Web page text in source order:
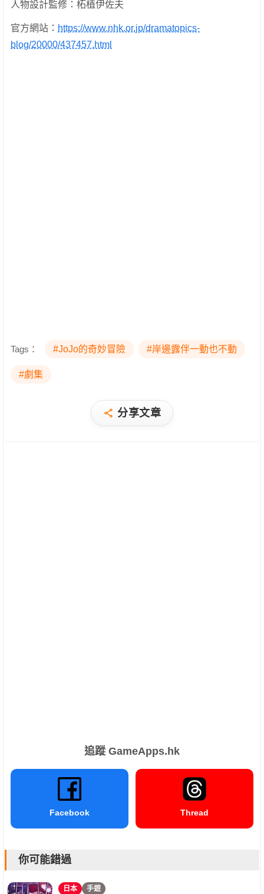
人物設計監修：柘植伊佐夫
官方網站： https://www.nhk.or.jp/dramatopics-
blog/20000/437457.html
Tags： #JoJo的奇妙冒險 #岸邊露伴一動也不動
#劇集
分享文章
追蹤 GameApps.hk
Facebook Thread
你可能錯過
日本 手遊